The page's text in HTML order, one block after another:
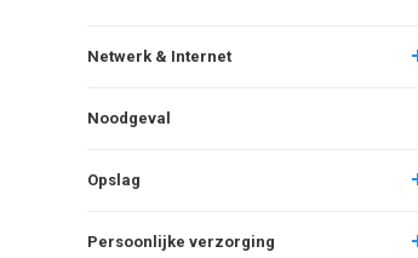
Netwerk & Internet
Noodgeval
Opslag
Persoonlijke verzorging